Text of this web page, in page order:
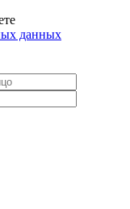
данных